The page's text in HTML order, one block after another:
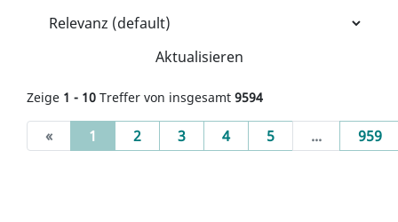
Aktualisieren
Zeige 1 - 10 Treffer von insgesamt 9594
« 1 (current)
2 3 4 5 ... 959